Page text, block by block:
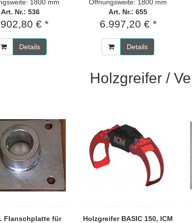
1800 mm
Art. Nr.: 536
€ *
Details
Öffnungsweite: 1800 mm
Art. Nr.: 655
6.997,20 € *
Details
Holzgreifer /
Flanschplatte für
Holzgreifer BASIC 150, ICM